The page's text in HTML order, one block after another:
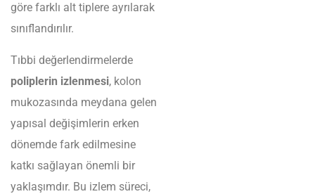
göre farklı alt tiplere ayrılarak
sınıflandırılır.
Tıbbi değerlendirmelerde
poliplerin izlenmesi, kolon
mukozasında meydana gelen
yapısal değişimlerin erken
dönemde fark edilmesine
katkı sağlayan önemli bir
yaklaşımdır. Bu izlem süreci,